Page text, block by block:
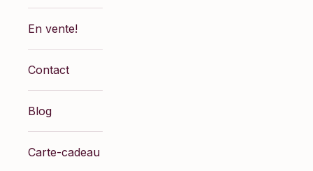
En vente!
Contact
Blog
Carte-cadeau